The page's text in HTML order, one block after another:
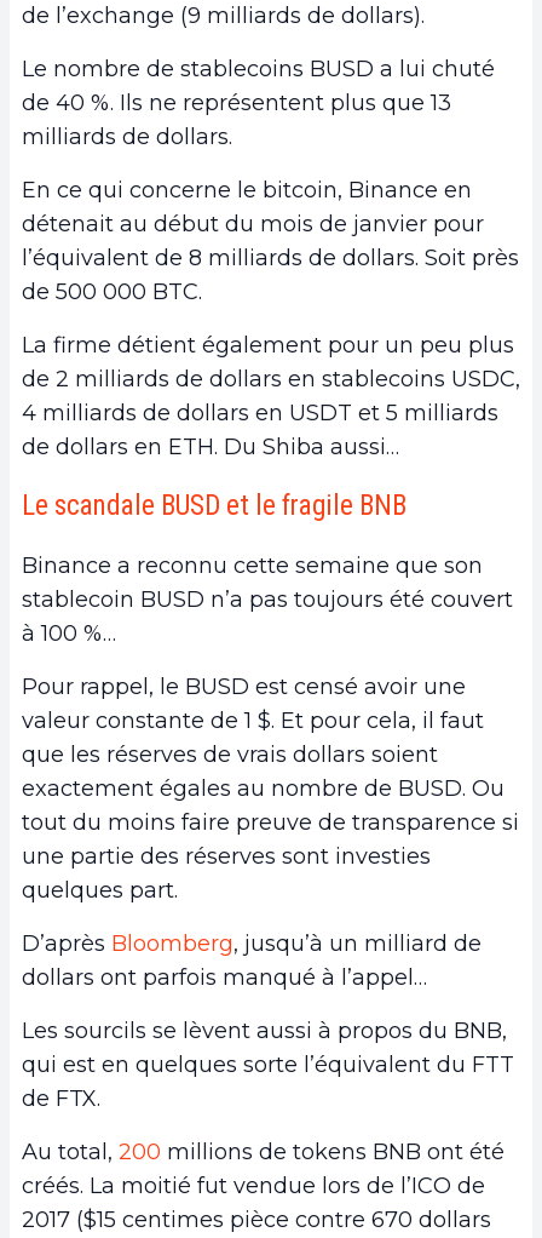
de l’exchange (9 milliards de dollars).
Le nombre de stablecoins BUSD a lui chuté
de 40 %. Ils ne représentent plus que 13
milliards de dollars.
En ce qui concerne le bitcoin, Binance en
détenait au début du mois de janvier pour
l’équivalent de 8 milliards de dollars. Soit près
de 500 000 BTC.
La firme détient également pour un peu plus
de 2 milliards de dollars en stablecoins USDC,
4 milliards de dollars en USDT et 5 milliards
de dollars en ETH. Du Shiba aussi…
Le scandale BUSD et le fragile BNB
Binance a reconnu cette semaine que son
stablecoin BUSD n’a pas toujours été couvert
à 100 %…
Pour rappel, le BUSD est censé avoir une
valeur constante de 1 $. Et pour cela, il faut
que les réserves de vrais dollars soient
exactement égales au nombre de BUSD. Ou
tout du moins faire preuve de transparence si
une partie des réserves sont investies
quelques part.
D’après Bloomberg, jusqu’à un milliard de
dollars ont parfois manqué à l’appel…
Les sourcils se lèvent aussi à propos du BNB,
qui est en quelques sorte l’équivalent du FTT
de FTX.
Au total, 200 millions de tokens BNB ont été
créés. La moitié fut vendue lors de l’ICO de
2017 ($15 centimes pièce contre 670 dollars